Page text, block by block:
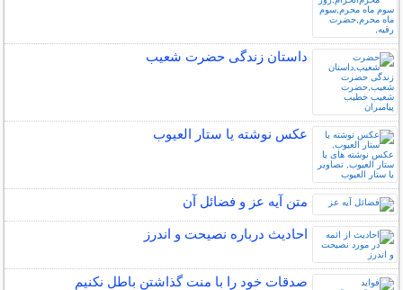
داستان زندگی حضرت شعیب
عکس نوشته یا ستار العیوب
متن آیه عز و فضائل آن
احادیث درباره نصیحت و اندرز
صدقات خود را با منت گذاشتن باطل نکنیم